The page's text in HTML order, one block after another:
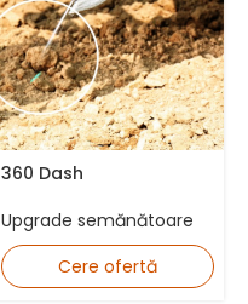
360 Dash
Upgrade semănătoare
Cere ofertă